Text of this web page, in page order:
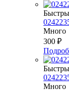
Много
300 ₽
Много